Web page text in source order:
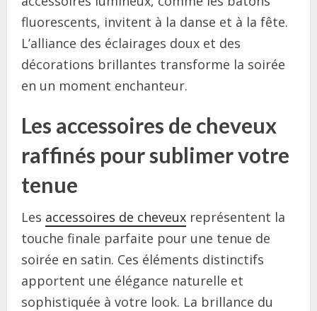
fluorescents, invitent à la danse et à la fête.
L’alliance des éclairages doux et des
décorations brillantes transforme la soirée
en un moment enchanteur.
Les accessoires de cheveux
raffinés pour sublimer votre
tenue
Les accessoires de cheveux représentent la
touche finale parfaite pour une tenue de
soirée en satin. Ces éléments distinctifs
apportent une élégance naturelle et
sophistiquée à votre look. La brillance du